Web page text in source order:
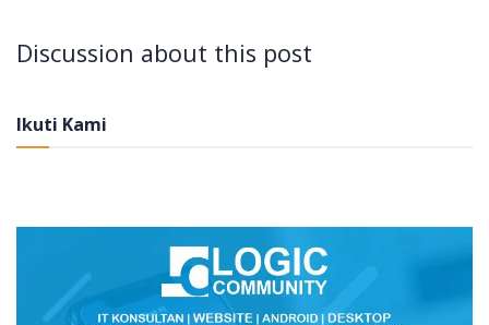
Discussion about this post
Ikuti Kami